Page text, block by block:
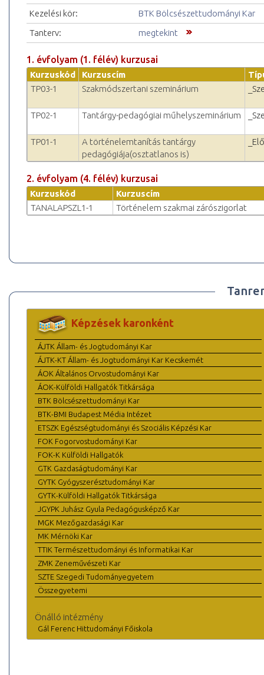
Kezelési kör:
BTK Bölcsészettudományi Kar
Tanterv:
megtekint
1. évfolyam (1. félév) kurzusai
Kurzuskód Kurzuscím
TP03-1
Szakmódszertani szeminárium
TP02-1 Tantárgy-pedagógiai műhelyszeminárium
TP01-1
A történelemtanítás tantárgy
pedagógiája(osztatlanos is)
2. évfolyam (4. félév) kurzusai
Kurzuskód
Kurzuscím
TANALAPSZL1-1
Történelem szakmai zárószigorlat
Képzések karonként
ÁJTK Állam- és Jogtudományi Kar
ÁJTK-KT Állam- és Jogtudományi Kar Kecskemét
ÁOK Általános Orvostudományi Kar
ÁOK-Külföldi Hallgatók Titkársága
BTK Bölcsészettudományi Kar
BTK-BMI Budapest Média Intézet
ETSZK Egészségtudományi és Szociális Képzési Kar
FOK Fogorvostudományi Kar
FOK-K Külföldi Hallgatók
GTK Gazdaságtudományi Kar
GYTK Gyógyszerésztudományi Kar
GYTK-Külföldi Hallgatók Titkársága
JGYPK Juhász Gyula Pedagógusképző Kar
MGK Mezőgazdasági Kar
MK Mérnöki Kar
TTIK Természettudományi és Informatikai Kar
ZMK Zeneművészeti Kar
SZTE Szegedi Tudományegyetem
Összegyetemi
Önálló intézmény
Gál Ferenc Hittudományi Főiskola